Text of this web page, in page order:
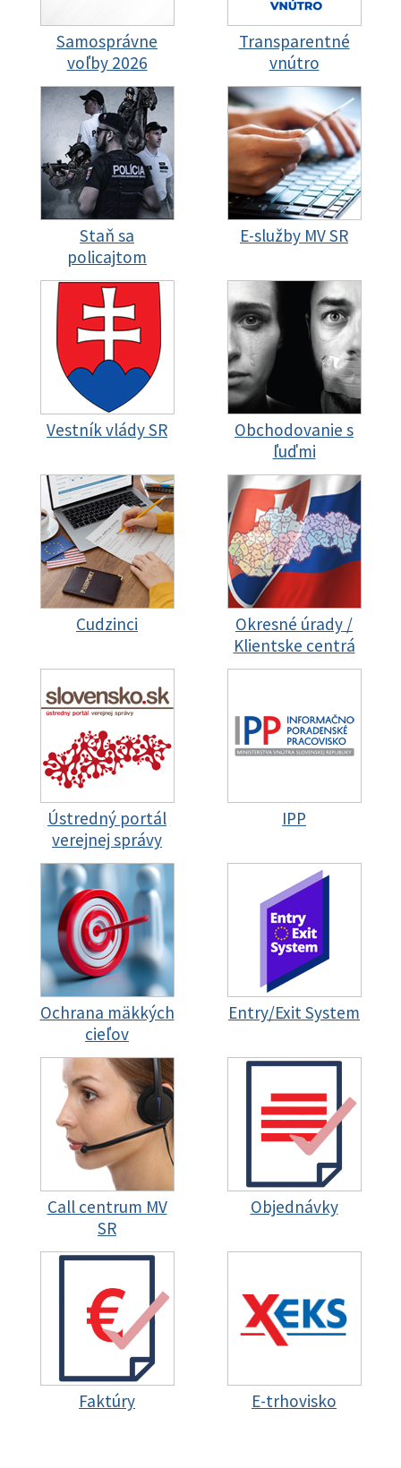
Samosprávne
voľby 2026
Transparentné
vnútro
Staň sa
policajtom
E-služby MV SR
Vestník vlády SR
Obchodovanie s
ľuďmi
Cudzinci
Okresné úrady /
Klientske centrá
Ústredný portál
verejnej správy
IPP
Ochrana mäkkých
cieľov
Entry/Exit System
Call centrum MV
SR
Objednávky
Faktúry E-trhovisko